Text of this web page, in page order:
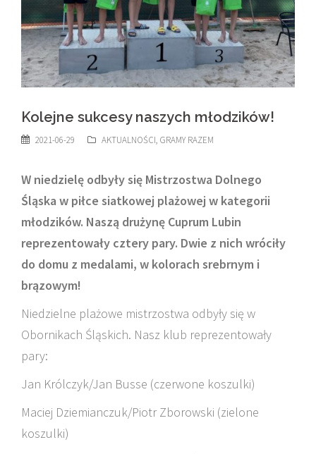
Kolejne sukcesy naszych młodzików!
2021-06-29 AKTUALNOŚCI, GRAMY RAZEM
W niedzielę odbyły się Mistrzostwa Dolnego
Śląska w piłce siatkowej plażowej w kategorii
młodzików. Naszą drużynę Cuprum Lubin
reprezentowały cztery pary. Dwie z nich wróciły
do domu z medalami, w kolorach srebrnym i
brązowym!
Niedzielne plażowe mistrzostwa odbyły się w
Obornikach Śląskich. Nasz klub reprezentowały
pary:
Jan Królczyk/Jan Busse (czerwone koszulki)
Maciej Dziemianczuk/Piotr Zborowski (zielone
koszulki)